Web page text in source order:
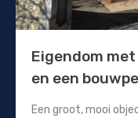
Eigendom
en een
Een groot, mooi